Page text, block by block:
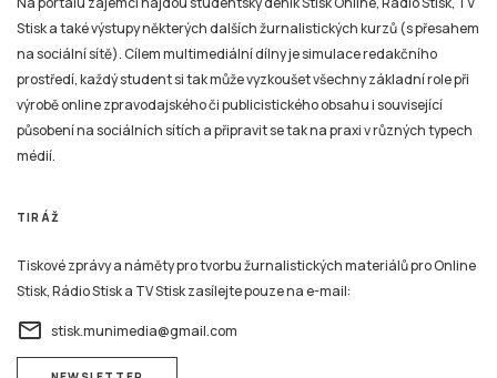
Stisk a také výstupy některých dalších žurnalistických kurzů (s přesahem
na sociální sítě). Cílem multimediální dílny je simulace redakčního
prostředí, každý student si tak může vyzkoušet všechny základní role při
výrobě online zpravodajského či publicistického obsahu i související
působení na sociálních sítích a připravit se tak na praxi v různých typech
médií.
TIRÁŽ
Tiskové zprávy a náměty pro tvorbu žurnalistických materiálů pro Online
Stisk, Rádio Stisk a TV Stisk zasílejte pouze na e-mail:
email stisk.munimedia@gmail.com